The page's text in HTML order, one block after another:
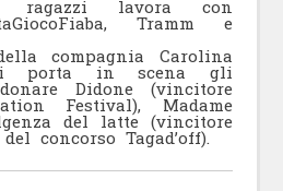
lavora con
Tramm e
compagnia Carolina
porta in scena gli
Didone (vincitore
Festival), Madame
del latte (vincitore
concorso Tagad’off).